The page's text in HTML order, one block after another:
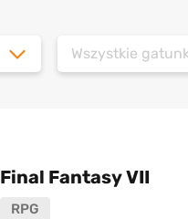
Wszystkie
Final Fantasy VII
RPG